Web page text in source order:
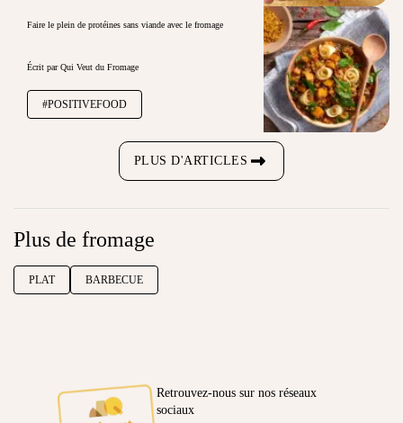
Faire le plein de protéines sans viande avec le fromage
Écrit par Qui Veut du Fromage
#POSITIVEFOOD
PLUS D'ARTICLES
Plus de fromage
PLAT BARBECUE
Retrouvez-nous sur nos réseaux
sociaux